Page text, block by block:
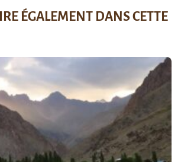
ÉGALEMENT DANS CETTE